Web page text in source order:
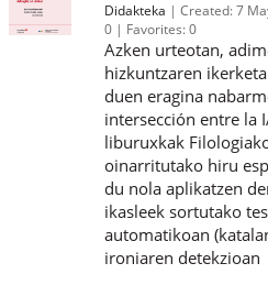
Didakteka Created:7
0
Favorites:0
Azken urteotan,
hizkuntzaren
duen eragina
intersección entre la
liburuxkak
oinarritutako hiru
du nola aplikatzen
ikasleek sortutako
automatikoan
ironiaren detekzioan